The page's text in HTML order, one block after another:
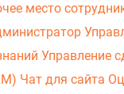
место
Управление
Чат для сайта